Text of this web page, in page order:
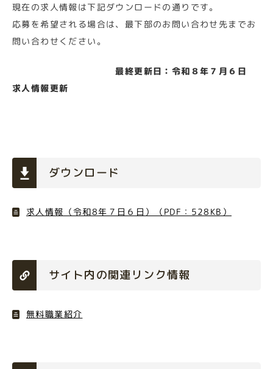
現在の求人情報は下記ダウンロードの通りです。
応募を希望される場合は、最下部のお問い合わせ先までお
問い合わせください。
最終更新日：令和８年７月６日
求人情報更新
ダウンロード
求人情報（令和8年７日６日）（PDF：528KB）
サイト内の関連リンク情報
無料職業紹介